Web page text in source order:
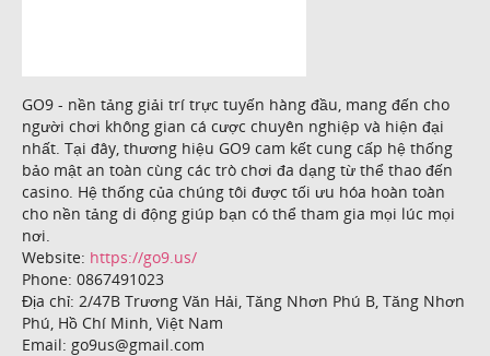
GO9 - nền tảng giải trí trực tuyến hàng đầu, mang đến cho
người chơi không gian cá cược chuyên nghiệp và hiện đại
nhất. Tại đây, thương hiệu GO9 cam kết cung cấp hệ thống
bảo mật an toàn cùng các trò chơi đa dạng từ thể thao đến
casino. Hệ thống của chúng tôi được tối ưu hóa hoàn toàn
cho nền tảng di động giúp bạn có thể tham gia mọi lúc mọi
nơi.
Website: https://go9.us/
Phone: 0867491023
Địa chỉ: 2/47B Trương Văn Hải, Tăng Nhơn Phú B, Tăng Nhơn
Phú, Hồ Chí Minh, Việt Nam
Email: go9us@gmail.com